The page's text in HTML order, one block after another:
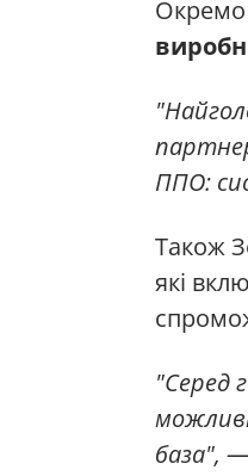
Окремо
ППО:
Також
які
"Серед
база", —